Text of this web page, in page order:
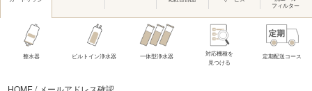
フィルター
整水器 ビルトイン浄水器 一体型浄水器
対応機種を
見つける
定期配送コース